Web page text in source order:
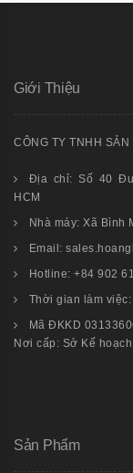
Giới Thiệu
CÔNG TY TNHH
Địa chỉ: Số 40
HCM
Nhà máy: Xã Bình
Email:
Hotline: +84 902
Thời gian làm
Mã ĐKKD
Nơi cấp: Sở Kế
Sản Phẩm